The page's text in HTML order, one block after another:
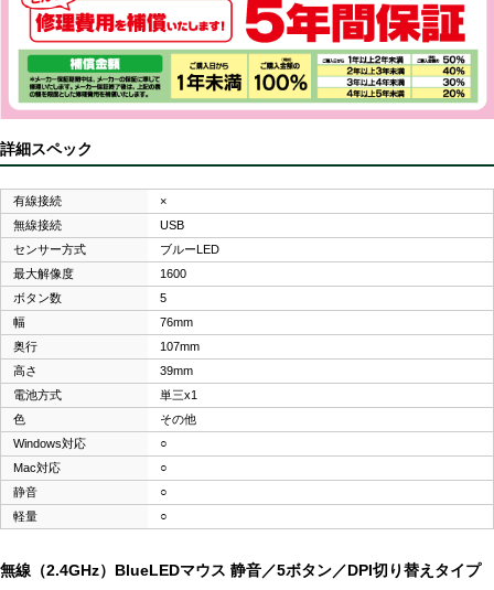
詳細スペック
有線接続
×
無線接続
USB
センサー方式
ブルーLED
最大解像度
1600
ボタン数
5
幅
76mm
奥行
107mm
高さ
39mm
電池方式
単三x1
色
その他
Windows対応
○
Mac対応
○
静音
○
軽量
○
無線（2.4GHz）BlueLEDマウス 静音／5ボタン／DPI切り替えタイプ